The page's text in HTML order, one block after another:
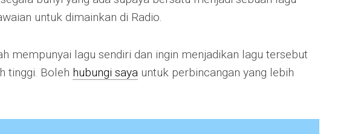
untuk dimainkan di Radio.
mempunyai lagu sendiri dan ingin menjadikan lagu tersebut
tinggi. Boleh hubungi saya untuk perbincangan yang lebih